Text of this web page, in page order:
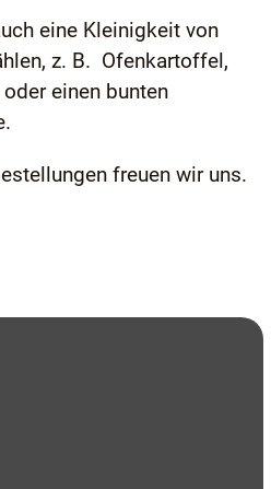
eine Kleinigkeit von
z. B. Ofenkartoffel,
einen bunten
freuen wir uns.